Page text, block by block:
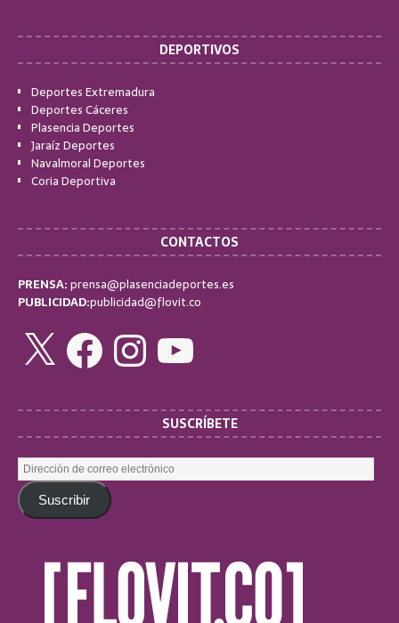
DEPORTIVOS
Deportes Extremadura
Deportes Cáceres
Plasencia Deportes
Jaraíz Deportes
Navalmoral Deportes
Coria Deportiva
CONTACTOS
PRENSA:prensa@plasenciadeportes.es
PUBLICIDAD:publicidad@flovit.co
SUSCRÍBETE
Suscribir